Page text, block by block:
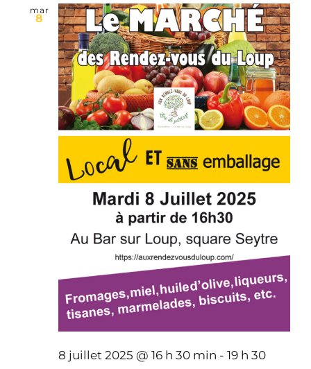
mar
8
8 juillet 2025 @ 16 h 30 min - 19 h 30